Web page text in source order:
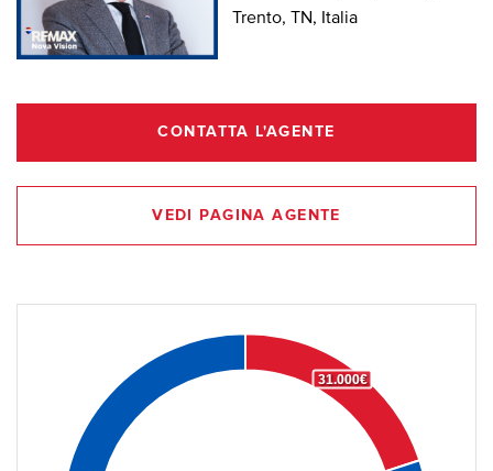
Trento, TN, Italia
CONTATTA L'AGENTE
VEDI PAGINA AGENTE
31.000€